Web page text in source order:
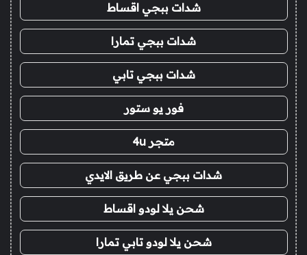
شدات ببجي اقساط
شدات ببجي تمارا
شدات ببجي تابي
فور يو ستور
متجر 4u
شدات ببجي عن طريق الايدي
شحن يلا لودو اقساط
شحن يلا لودو تابي تمارا